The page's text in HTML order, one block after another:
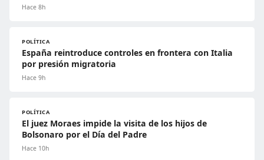
Hace 8h
POLÍTICA
España reintroduce controles en frontera con Italia
por presión migratoria
Hace 9h
POLÍTICA
El juez Moraes impide la visita de los hijos de
Bolsonaro por el Día del Padre
Hace 10h